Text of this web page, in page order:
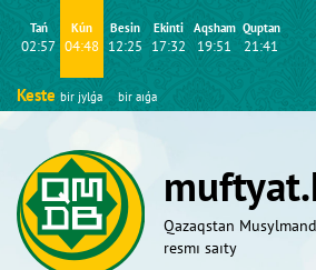
Tań
02:57
Kún
04:48
Besіn
12:25
Ekіntі
17:32
Aqsham
19:51
Quptan
21:41
Keste bіr jylǵa bіr aıǵa
Qazaqstan
resmı saıty